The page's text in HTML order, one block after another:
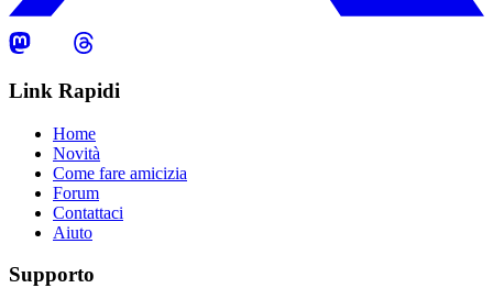
Link Rapidi
Home
Novità
Come fare amicizia
Forum
Contattaci
Aiuto
Supporto